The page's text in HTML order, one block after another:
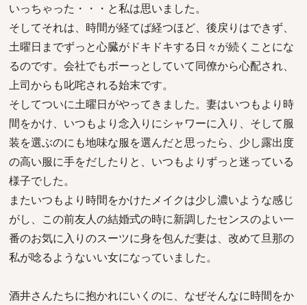
いっちゃった・・・と私は思いました。
そしてそれは、時間が経てば経つほど、後戻りはできず、
土曜日までずっと心臓がドキドキする日々が続くことにな
るのです。会社でもボーっとしていて同僚から心配され、
上司からも叱咤される始末です。
そしてついに土曜日がやってきました。妻はいつもより時
間をかけ、いつもより念入りにシャワーに入り、そして服
装を選ぶのにも地味な服を選んだと思ったら、少し露出度
の高い服に手をだしたりと、いつもよりずっと迷っている
様子でした。
またいつもより時間をかけたメイクは少し濃いような感じ
がし、この前友人の結婚式の時に新調したセンスのよい一
番のお気に入りのスーツに身を包んだ妻は、改めて旦那の
私が唸るようないい女になっていました。
酒井さんたちに抱かれにいくのに、なぜそんなに時間をか